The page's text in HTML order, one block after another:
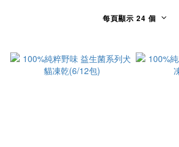
每頁顯示 24 個